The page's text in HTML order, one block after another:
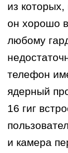
из
он хорошо
любому
телефон
ядерный
16 гиг
и камера